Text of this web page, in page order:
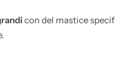
con del mastice